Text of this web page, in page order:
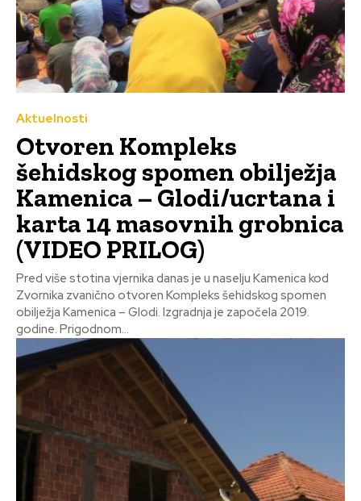
Aktuelnosti
Otvoren Kompleks
šehidskog spomen obilježja
Kamenica – Glodi/ucrtana i
karta 14 masovnih grobnica
(VIDEO PRILOG)
Pred više stotina vjernika danas je u naselju Kamenica kod
Zvornika zvanično otvoren Kompleks šehidskog spomen
obilježja Kamenica – Glodi. Izgradnja je započela 2019.
godine. Prigodnom...